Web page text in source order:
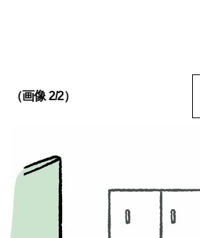
（画像 2/2）